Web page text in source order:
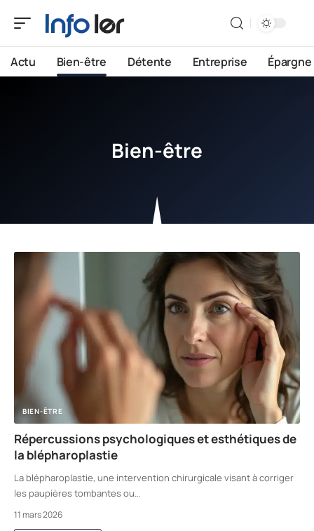
Actu Bien-être Détente Entreprise Épargne
Bien-être
BIEN-ÊTRE
Répercussions psychologiques et esthétiques de
la blépharoplastie
La blépharoplastie, une intervention chirurgicale visant à corriger
les paupières tombantes ou…
11 mars 2026